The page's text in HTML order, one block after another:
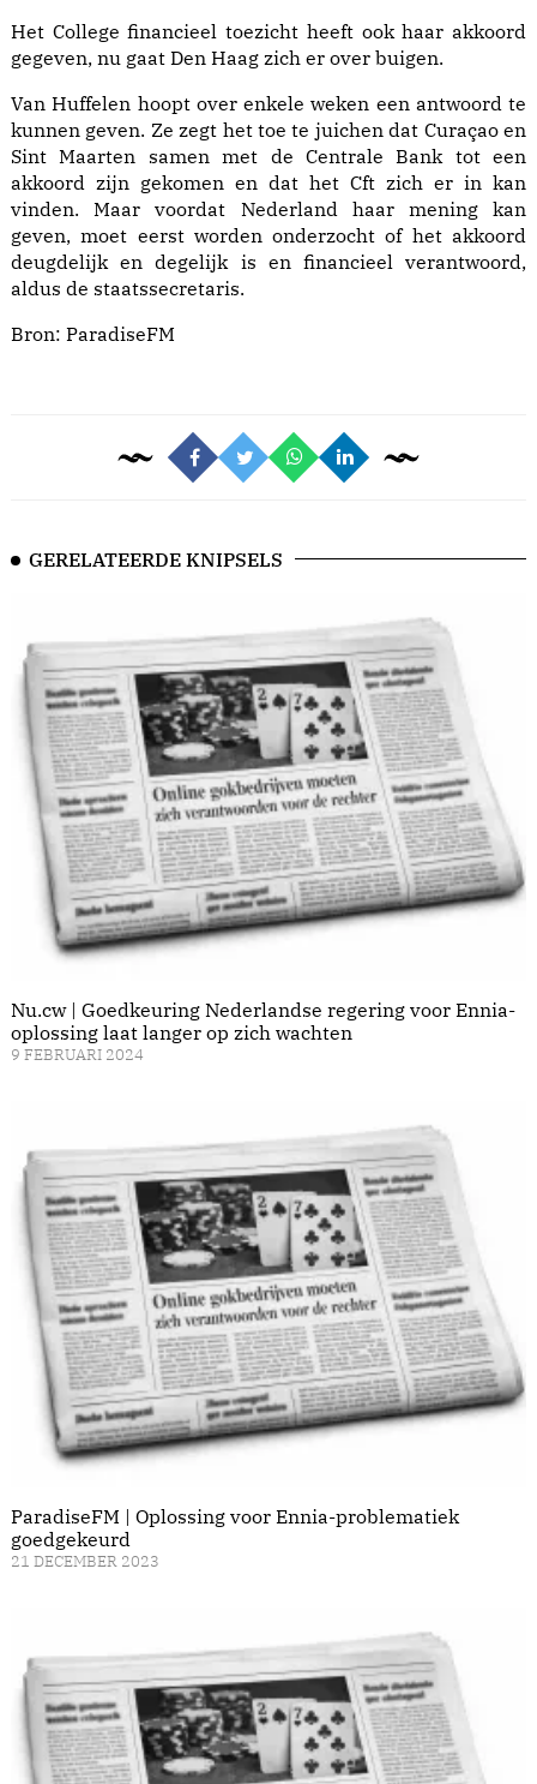
Het College financieel toezicht heeft ook haar akkoord
gegeven, nu gaat Den Haag zich er over buigen.
Van Huffelen hoopt over enkele weken een antwoord te
kunnen geven. Ze zegt het toe te juichen dat Curaçao en
Sint Maarten samen met de Centrale Bank tot een
akkoord zijn gekomen en dat het Cft zich er in kan
vinden. Maar voordat Nederland haar mening kan
geven, moet eerst worden onderzocht of het akkoord
deugdelijk en degelijk is en financieel verantwoord,
aldus de staatssecretaris.
Bron: ParadiseFM
GERELATEERDE KNIPSELS
Nu.cw | Goedkeuring Nederlandse regering voor Ennia-
oplossing laat langer op zich wachten
9 FEBRUARI 2024
ParadiseFM | Oplossing voor Ennia-problematiek
goedgekeurd
21 DECEMBER 2023